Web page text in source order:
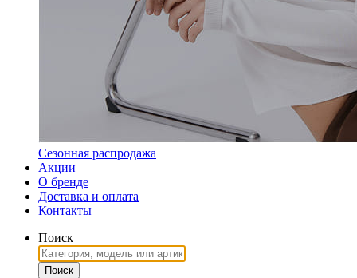
Сезонная распродажа
Акции
О бренде
Доставка и оплата
Контакты
Поиск